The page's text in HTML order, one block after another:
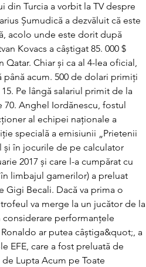
Turcia a vorbit la TV despre
Șumudică a dezvăluit că este
acolo unde este dorit după
Kovacs a câștigat 85. 000 $
Chiar și ca al 4-lea oficial,
până acum. 500 de dolari primiți
Pe lângă salariul primit de la
Anghel Iordănescu, fostul
al echipei naționale a
specială a emisiunii „Prietenii
și în jocurile de pe calculator
2017 și care l-a cumpărat cu
limbajul gamerilor) a preluat
Gigi Becali. Dacă va prima o
va merge la un jucător de la
considerare performanțele
ar putea câștiga&quot;, a
EFE, care a fost preluată de
Lupta Acum pe Toate